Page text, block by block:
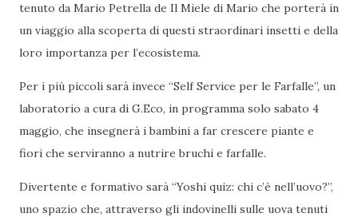
tenuto da Mario Petrella de Il Miele di Mario che porterà in
un viaggio alla scoperta di questi straordinari insetti e della
loro importanza per l’ecosistema.
Per i più piccoli sarà invece “Self Service per le Farfalle”, un
laboratorio a cura di G.Eco, in programma solo sabato 4
maggio, che insegnerà i bambini a far crescere piante e
fiori che serviranno a nutrire bruchi e farfalle.
Divertente e formativo sarà “Yoshi quiz: chi c’è nell’uovo?”,
uno spazio che, attraverso gli indovinelli sulle uova tenuti